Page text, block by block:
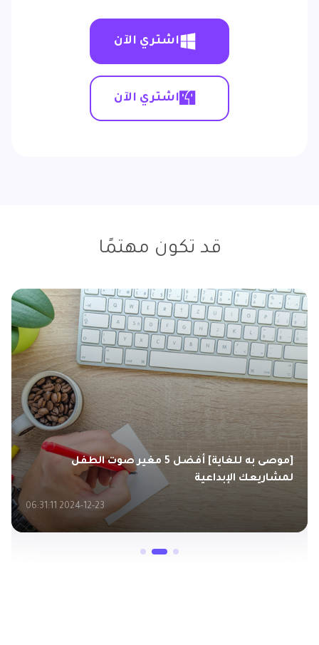
اشتري الآن
اشتري الآن
قد تكون مهتمًا
أفضل برنامج تغيير صوت للكمبيوتر مجاني بجودة
عالية في عام 2026
2026-05-25 05:27:03